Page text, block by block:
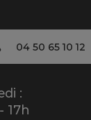
04 50 65 10 12
:
17h